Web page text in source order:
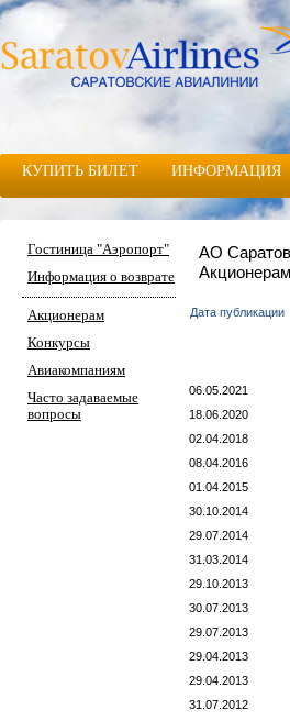
КУПИТЬ БИЛЕТ ИНФОРМАЦИЯ
Гостиница "Аэропорт"
Информация о возврате
Акционерам
Конкурсы
Авиакомпаниям
Часто задаваемые
вопросы
АО
Акционерам
Дата публикации
06.05.2021
18.06.2020
02.04.2018
08.04.2016
01.04.2015
30.10.2014
29.07.2014
31.03.2014
29.10.2013
30.07.2013
29.07.2013
29.04.2013
29.04.2013
31.07.2012